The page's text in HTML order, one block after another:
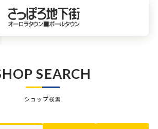
SEARCH
ショップ検索